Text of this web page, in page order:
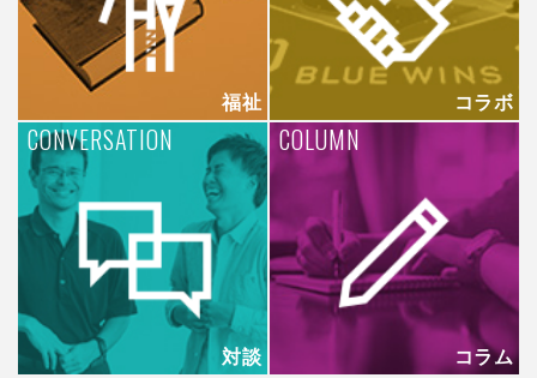
福祉 コラボ
対談
CONVERSATION
コラム
COLUMN